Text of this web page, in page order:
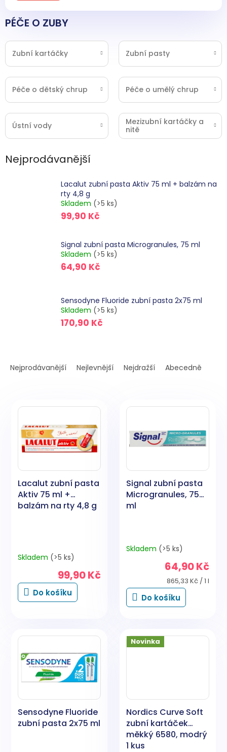
PÉČE O ZUBY
Zubní kartáčky Zubní pasty
Péče o dětský chrup Péče o umělý chrup
Ústní vody
Mezizubní kartáčky a
nitě
Nejprodávanější
Lacalut zubní pasta Aktiv 75 ml + balzám na
rty 4,8 g
Skladem (>5 ks)
99,90 Kč
Signal zubní pasta Microgranules, 75 ml
Skladem (>5 ks)
64,90 Kč
Sensodyne Fluoride zubní pasta 2x75 ml
Skladem (>5 ks)
170,90 Kč
aNejprodávanější Nejlevnější Nejdražší Abecedně
Lacalut zubní pasta
Aktiv 75 ml +
balzám na rty 4,8 g
Skladem (>5 ks)
99,90 Kč
Do košíku
Signal zubní pasta
Microgranules, 75
ml
Průměrné
5,0
5
Skladem (>5 ks)
64,90 Kč
Měrná
cena:
865,33 Kč / 1 l
Do košíku
Sensodyne Fluoride
zubní pasta 2x75 ml
Novinka
Nordics Curve Soft
zubní kartáček
měkký 6580, modrý
1 kus